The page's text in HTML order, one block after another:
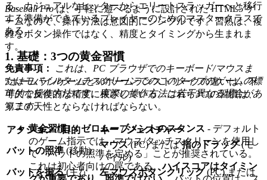
Baseball Proは、手軽に遊べるように設計された HTML5 ゲ
ームなので、操作方法は意図的にシンプルです。習熟は、複
雑なボタン操作ではなく、精度とタイミングから生まれま
す。
免責事項：
これは、PC ブラウザでのキーボード/マウスま
たはモバイルタッチスクリーンでのこのタイプのゲームの標
準的な操作方法です。実際の操作方法は若干異なる場合があ
ります。
アクション / 目的 キー / ジェスチャー
バットの照準(移動)
マウス(PC) または指のドラッグ(モ
バイル)
バットを振る(主な
左マウスボタンクリック(PC) または
る。カジュアルなヒッターからエリートスラッガーへと移行
する準備ができているプレイヤーのためのマスタークラスで
ある。
1. 基礎：3つの黄金習慣
5ホームランゲームと50ホームランストリークの違いは、不
可欠で反復的な精度に根ざしている。これら3つの習慣は、
第二の天性とならなければならない。
黄金習慣1：ゼロムーブメントのスタンス - デフォルト
のゲーム指示では、マウス/タッチスクリーンを使用し
て「バットの照準を定める」ことが推奨されている。
これは初心者向けの罠である。ハイスコアはタイミン